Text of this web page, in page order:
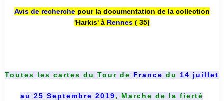
Avis de recherche pour la documentation de la collection
'Harkis' à Rennes( 35)
Toutes les cartes du Tour de France du 14 juillet
au 25 Septembre 2019, Marche de la fierté